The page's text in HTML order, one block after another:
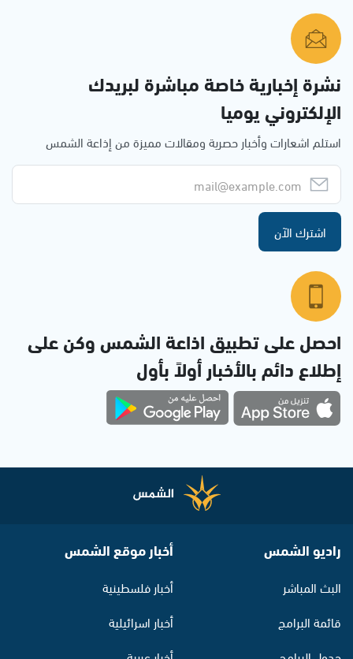
نشرة إخبارية خاصة مباشرة لبريدك
الإلكتروني يوميا
استلم اشعارات وأخبار حصرية ومقالات مميزة من إذاعة الشمس
اشترك الآن
احصل على تطبيق اذاعة الشمس وكن على
إطلاع دائم بالأخبار أولاً بأول
راديو الشمس
البث المباشر
قائمة البرامج
أخبار موقع الشمس
أخبار فلسطينية
أخبار اسرائيلية